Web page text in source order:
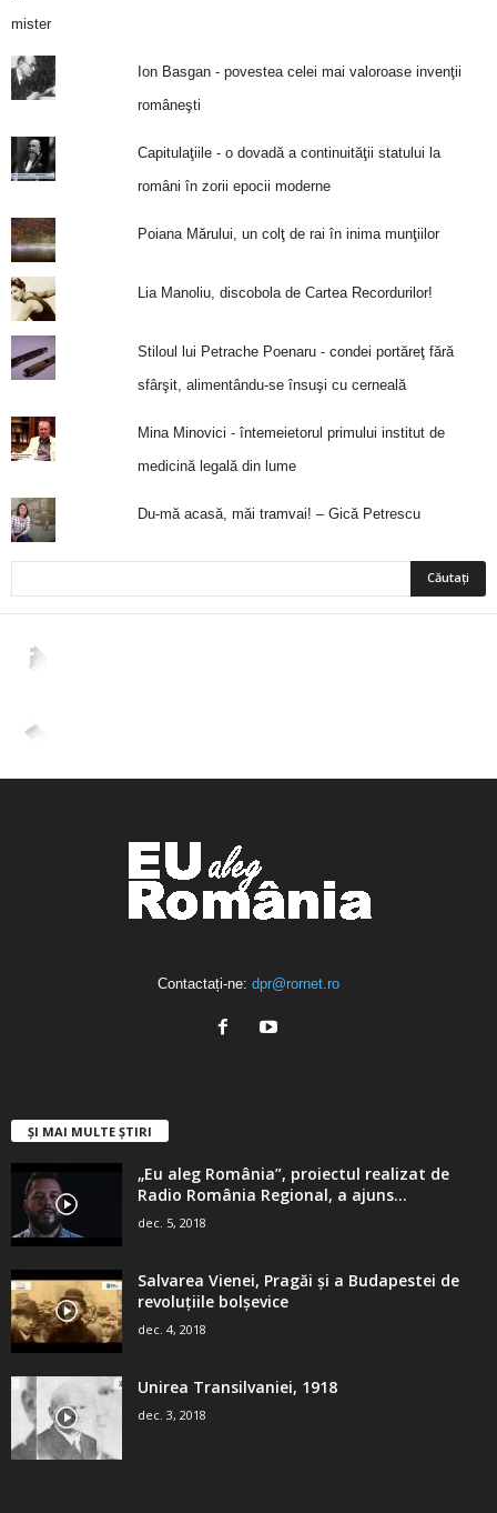
Ion Basgan - povestea celei mai valoroase invenţii
româneşti
Capitulaţiile - o dovadă a continuităţii statului la
români în zorii epocii moderne
Poiana Mărului, un colţ de rai în inima munţiilor
Lia Manoliu, discobola de Cartea Recordurilor!
Stiloul lui Petrache Poenaru - condei portăreţ fără
sfârşit, alimentându-se însuşi cu cerneală
Mina Minovici - întemeietorul primului institut de
medicină legală din lume
Du-mă acasă, măi tramvai! – Gică Petrescu
2,265
4,400
Contactați-ne: dpr@rornet.ro
ȘI MAI MULTE ȘTIRI
„Eu aleg România”, proiectul realizat de
Radio România Regional, a ajuns...
dec. 5, 2018
Salvarea Vienei, Pragăi şi a Budapestei de
revoluţiile bolşevice
dec. 4, 2018
Unirea Transilvaniei, 1918
dec. 3, 2018